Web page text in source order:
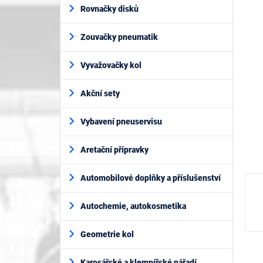
í
e
Rovnačky disků
Zouvačky pneumatik
Vyvažovačky kol
Akční sety
Vybavení pneuservisu
Aretační přípravky
Automobilové doplňky a příslušenství
Autochemie, autokosmetika
Geometrie kol